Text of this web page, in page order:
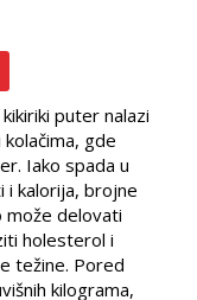
puter nalazi
gde
Iako spada u
i kalorija, brojne
može delovati
holesterol i
težine. Pored
kilograma,